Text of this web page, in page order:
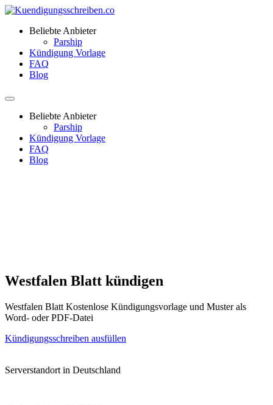
Beliebte Anbieter
Parship
Kündigung Vorlage
FAQ
Blog
Beliebte Anbieter
Parship
Kündigung Vorlage
FAQ
Blog
Westfalen Blatt kündigen
Westfalen Blatt Kostenlose Kündigungsvorlage und Muster als
Word- oder PDF-Datei
Kündigungsschreiben ausfüllen
Serverstandort in Deutschland